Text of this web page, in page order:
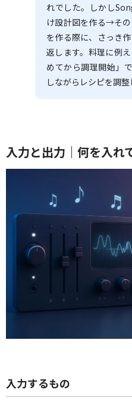
れでした。しかし
け設計図を作る→そ
を作る際に、さっき
返します。料理に例
めてから調理開始」
しながらレシピを調整
入力と出力｜何を入れ
入力するもの